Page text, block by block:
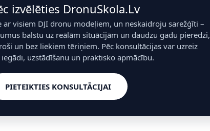
izvēlēties DronuSkola.Lv
visiem DJI dronu modeļiem, un neskaidroju sarežģīti –
balstu uz reālām situācijām un daudzu gadu pieredzi,
un bez liekiem tēriņiem. Pēc konsultācijas var uzreiz
uzstādīšanu un praktisko apmācību.
PIETEIKTIES KONSULTĀCIJAI